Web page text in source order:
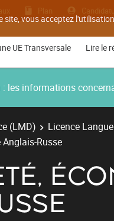
vous acceptez
Plan
UE Transversale Lire le
les informations
(LMD) Licence
Anglais-Russe